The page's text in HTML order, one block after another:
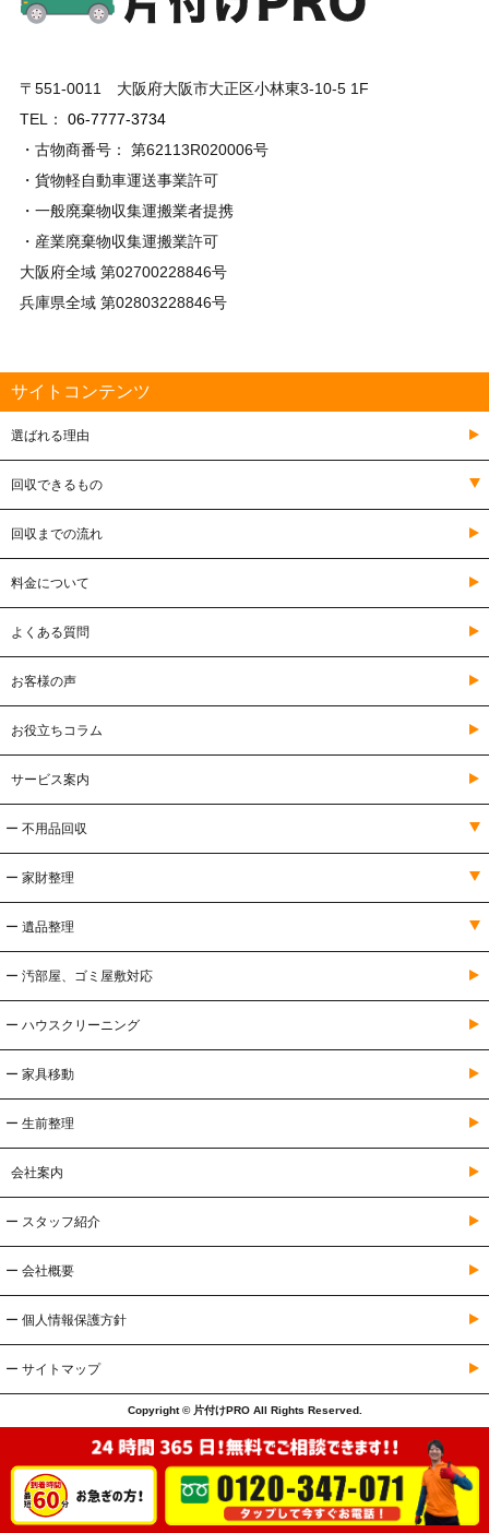
〒551-0011 大阪府大阪市大正区小林東3-10-5 1F
TEL： 06-7777-3734
・古物商番号： 第62113R020006号
・貨物軽自動車運送事業許可
・一般廃棄物収集運搬業者提携
・産業廃棄物収集運搬業許可
大阪府全域 第02700228846号
兵庫県全域 第02803228846号
サイトコンテンツ
選ばれる理由
回収できるもの
回収までの流れ
料金について
よくある質問
お客様の声
お役立ちコラム
サービス案内
ー 不用品回収
ー 家財整理
ー 遺品整理
ー 汚部屋、ゴミ屋敷対応
ー ハウスクリーニング
ー 家具移動
ー 生前整理
会社案内
ー スタッフ紹介
ー 会社概要
ー 個人情報保護方針
ー サイトマップ
Copyright © 片付けPRO All Rights Reserved.